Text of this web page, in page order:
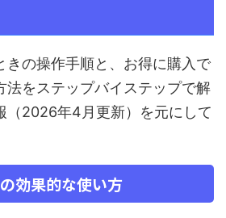
きの操作手順と、お得に購入で
法をステップバイステップで解
（2026年4月更新）を元にして
効果的な使い方